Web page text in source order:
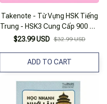
Takenote - Từ Vựng HSK Tiếng
Trung - HSK3 Cung Cấp 900 Từ
Vựng - Tập 2
$23.99 USD $32.99 USD
ADD TO CART